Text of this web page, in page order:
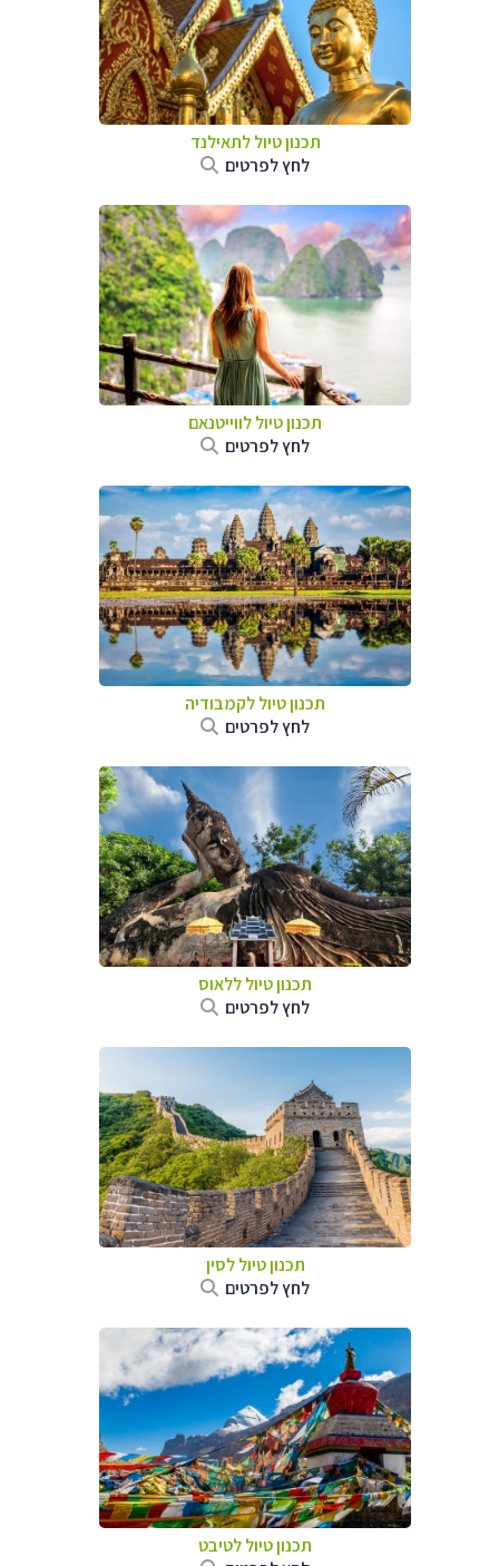
תכנון טיול לתאילנד
לחץ לפרטים
תכנון טיול לווייטנאם
לחץ לפרטים
תכנון טיוללקמבודיה
לחץ לפרטים
תכנון טיולללאוס
לחץ לפרטים
תכנון טיוללסין
לחץ לפרטים
תכנון טיוללטיבט